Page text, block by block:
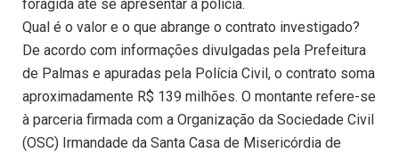
foragida até se apresentar à polícia.
Qual é o valor e o que abrange o contrato investigado?
De acordo com informações divulgadas pela Prefeitura
de Palmas e apuradas pela Polícia Civil, o contrato soma
aproximadamente R$ 139 milhões. O montante refere-se
à parceria firmada com a Organização da Sociedade Civil
(OSC) Irmandade da Santa Casa de Misericórdia de